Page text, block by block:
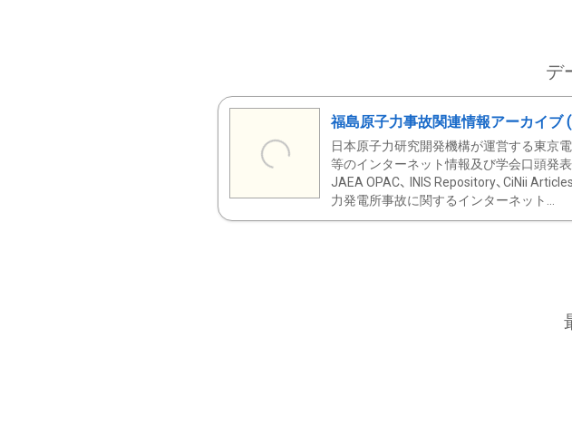
デ
福島原子力事故関連情報アーカイブ
日本原子力研究開発機構が運営する東京
等のインターネット情報及び学会口頭発表
JAEA OPAC、 INIS Repository、CiNii
力発電所事故に関するインターネット...